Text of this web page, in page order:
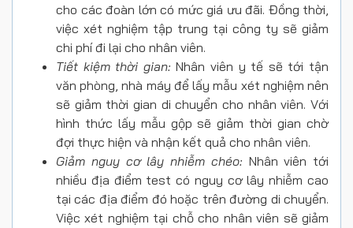
cho các đoàn lớn có mức giá ưu đãi. Đồng thời,
việc xét nghiệm tập trung tại công ty sẽ giảm
chi phí đi lại cho nhân viên.
Tiết kiệm thời gian:Nhân viên y tế sẽ tới tận
văn phòng, nhà máy để lấy mẫu xét nghiệm nên
sẽ giảm thời gian di chuyển cho nhân viên. Với
hình thức lấy mẫu gộp sẽ giảm thời gian chờ
đợi thực hiện và nhận kết quả cho nhân viên.
Giảm nguy cơ lây nhiễm chéo: Nhân viên tới
nhiều địa điểm test có nguy cơ lây nhiễm cao
tại các địa điểm đó hoặc trên đường di chuyển.
Việc xét nghiệm tại chỗ cho nhân viên sẽ giảm